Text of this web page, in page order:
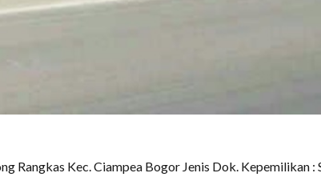
Rangkas Kec. Ciampea Bogor Jenis Dok. Kepemilikan